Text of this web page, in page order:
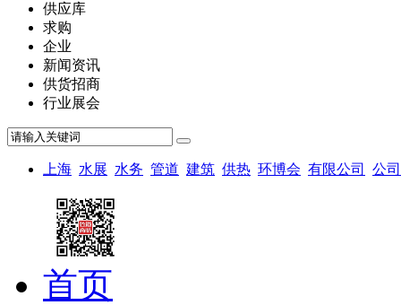
供应库
求购
企业
新闻资讯
供货招商
行业展会
上海 水展 水务 管道 建筑 供热 环博会 有限公司 公司
首页